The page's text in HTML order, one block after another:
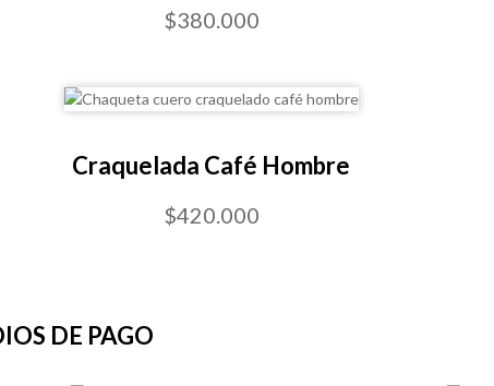
$380.000
Craquelada Café Hombre
$420.000
DE PAGO